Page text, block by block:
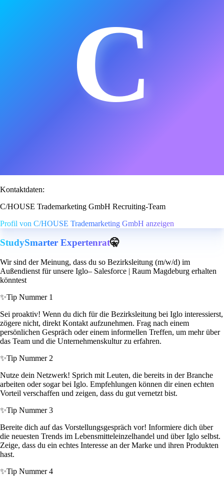
C
Kontaktdaten:
C/HOUSE Trademarketing GmbH Recruiting-Team
Profil von C/HOUSE Trademarketing GmbH anzeigen
StudySmarter Expertenrat🤫
Wir sind der Meinung, dass du so Bezirksleitung (m/w/d) im
Außendienst für unsere Iglo– Salesforce | Raum Magdeburg erhalten
könntest
✨Tip Nummer 1
Sei proaktiv! Wenn du dich für die Bezirksleitung bei Iglo interessierst,
zögere nicht, direkt Kontakt aufzunehmen. Frag nach einem
persönlichen Gespräch oder einem informellen Treffen, um mehr über
das Team und die Unternehmenskultur zu erfahren.
✨Tip Nummer 2
Nutze dein Netzwerk! Sprich mit Leuten, die bereits in der Branche
arbeiten oder sogar bei Iglo. Empfehlungen können dir einen echten
Vorteil verschaffen und zeigen, dass du gut vernetzt bist.
✨Tip Nummer 3
Bereite dich auf das Vorstellungsgespräch vor! Informiere dich über
die neuesten Trends im Lebensmitteleinzelhandel und über Iglo selbst.
Zeige, dass du ein echtes Interesse an der Marke und ihren Produkten
hast.
✨Tip Nummer 4